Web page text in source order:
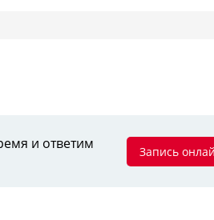
и ответим
Запись